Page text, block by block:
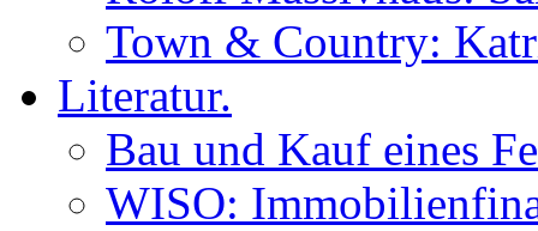
Town & Country:
Literatur.
Bau und Kauf eines
WISO: